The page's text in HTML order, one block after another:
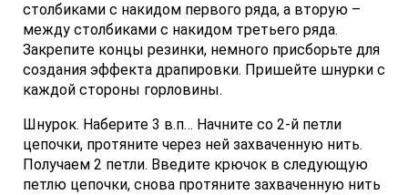
столбиками с накидом первого ряда, а вторую –
между столбиками с накидом третьего ряда.
Закрепите концы резинки, немного присборьте для
создания эффекта драпировки. Пришейте шнурки с
каждой стороны горловины.
Шнурок. Наберите 3 в.п… Начните со 2-й петли
цепочки, протяните через ней захваченную нить.
Получаем 2 петли. Введите крючок в следующую
петлю цепочки, снова протяните захваченную нить